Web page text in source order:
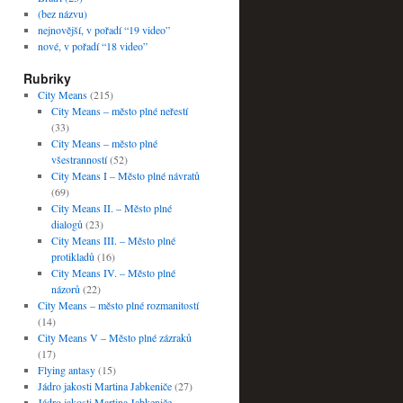
(bez názvu)
nejnovější, v pořadí “19 video”
nové, v pořadí “18 video”
Rubriky
City Means(215)
City Means – město plné neřestí
(33)
City Means – město plné
všestranností(52)
City Means I – Město plné návratů
(69)
City Means II. – Město plné
dialogů (23)
City Means III. – Město plné
protikladů (16)
City Means IV. – Město plné
názorů (22)
City Means – město plné rozmanitostí
(14)
City Means V – Město plné zázraků
(17)
Flying antasy(15)
Jádro jakosti Martina Jabkeniče(27)